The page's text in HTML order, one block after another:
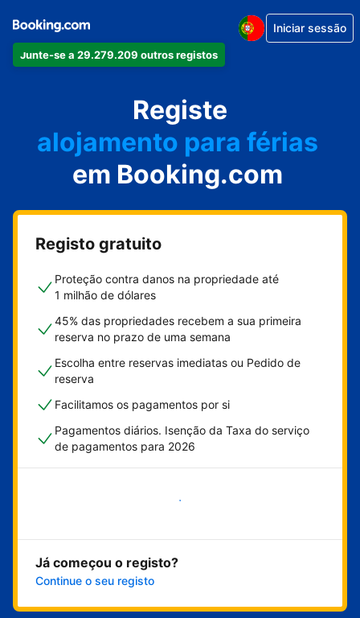
Junte-se a 29.279.209 outros registos
Iniciar sessão
Registe
o seu apartamento
o seu hotel
alojamento para férias
a sua villa
o seu hostel
em Booking.com
Registo gratuito
Proteção contra danos na propriedade até
1 milhão de dólares
45% das propriedades recebem a sua primeira
reserva no prazo de uma semana
Escolha entre reservas imediatas ou Pedido de
reserva
Facilitamos os pagamentos por si
Pagamentos diários. Isenção da Taxa do serviço
de pagamentos para 2026
Comece já
Já começou o registo?
Continue o seu registo